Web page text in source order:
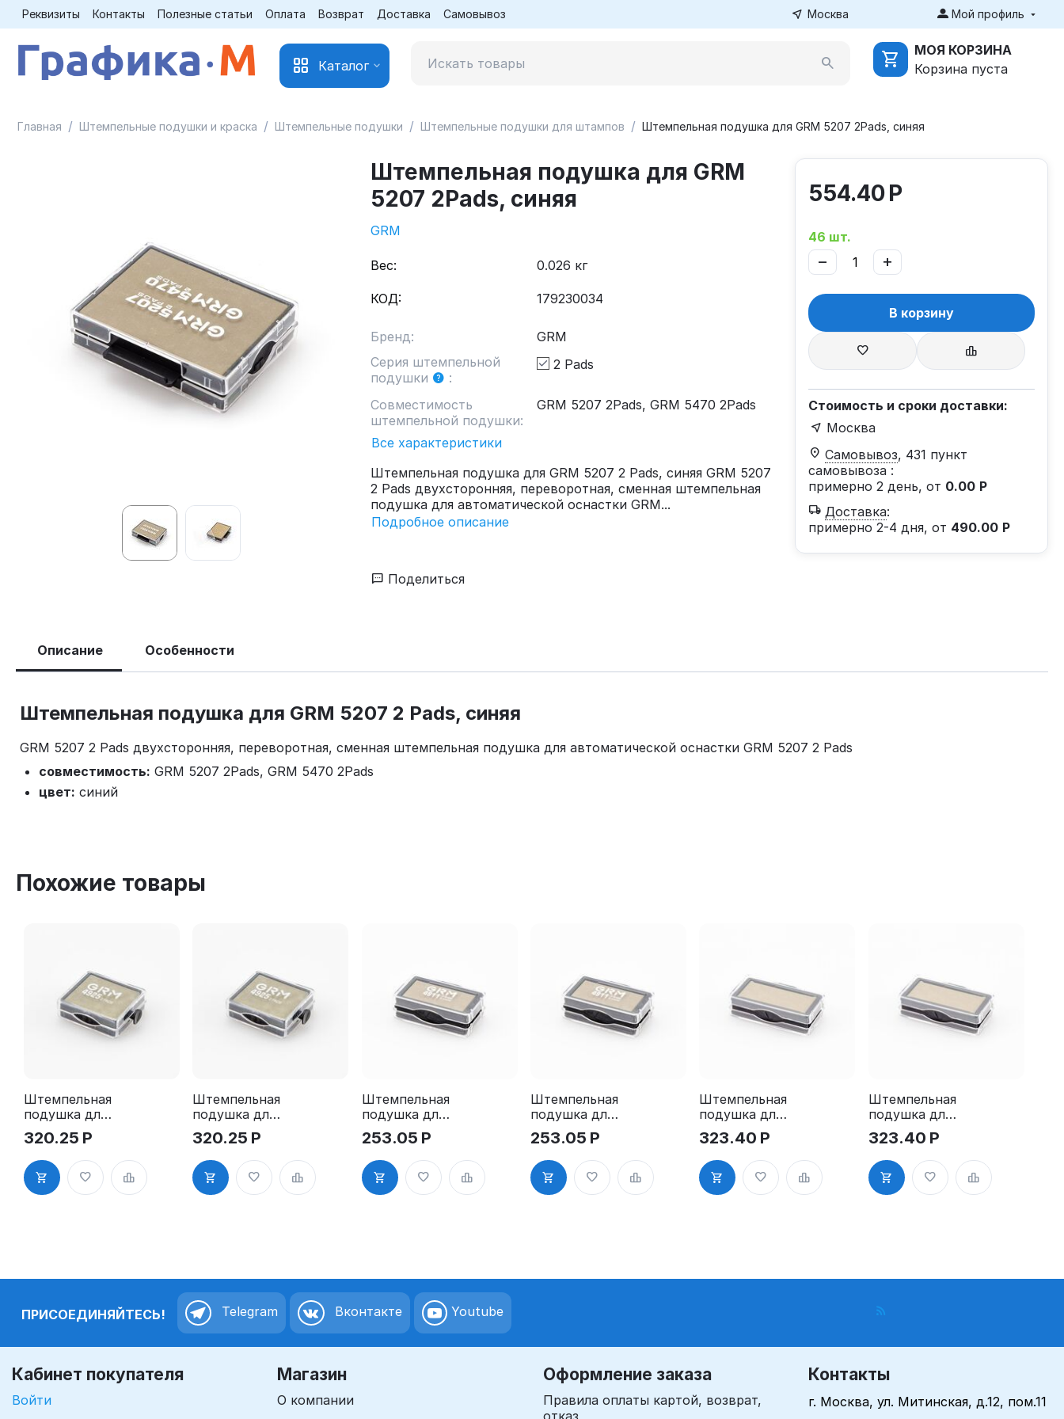
Реквизиты Контакты Полезные статьи Оплата Возврат Доставка Самовывоз Москва Мой профиль
Каталог
МОЯ КОРЗИНА
Корзина пуста
Главная / Штемпельные подушки и краска / Штемпельные подушки / Штемпельные подушки для штампов / Штемпельная подушка для GRM 5207 2Pads, синяя
Штемпельная подушка для GRM
5207 2Pads, синяя
GRM
Вес: 0.026 кг
КОД: 179230034
Бренд:
GRM
Серия штемпельной
подушки
:
2 Pads
Совместимость
штемпельной подушки:
GRM 5207 2Pads, GRM 5470 2Pads
Все характеристики
Штемпельная подушка для GRM 5207 2 Pads, синяя GRM 5207
2 Pads двухсторонняя, переворотная, сменная штемпельная
подушка для автоматической оснастки GRM...
Подробное описание
554.40Р
46 шт.
+
−
В корзину
Стоимость и сроки доставки:
Москва
Самовывоз, 431 пункт
самовывоза :
примерно 2 день, от 0.00 Р
Доставка:
примерно 2-4 дня, от 490.00 Р
Поделиться
Описание Особенности
Штемпельная подушка для GRM 5207 2 Pads, синяя
GRM 5207 2 Pads двухсторонняя, переворотная, сменная штемпельная подушка для автоматической оснастки GRM 5207 2 Pads
совместимость: GRM 5207 2Pads, GRM 5470 2Pads
цвет: синий
Похожие товары
Штемпельная
подушка для
GRM 4925
2Pads
320.25 Р
Штемпельная
подушка для
GRM 4925
2Pads, синяя
320.25 Р
Штемпельная
подушка для
GRM 4911
2Pads
253.05 Р
Штемпельная
подушка для
GRM 4911
2Pads, синяя
253.05 Р
Штемпельная
подушка для
GRM 4912
2Pads
323.40 Р
Штемпельная
подушка для
GRM 4912
2Pads, синяя
323.40 Р
ПРИСОЕДИНЯЙТЕСЬ! Telegram Вконтакте Youtube
Кабинет покупателя
Войти
Магазин
О компании
Оформление заказа
Правила оплаты картой, возврат,
Контакты
г. Москва, ул. Митинская, д.12, пом.11